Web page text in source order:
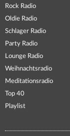
Rock Radio
Oldie Radio
Schlager Radio
Party Radio
Lounge Radio
Weihnachtsradio
Meditationsradio
Top 40
Playlist